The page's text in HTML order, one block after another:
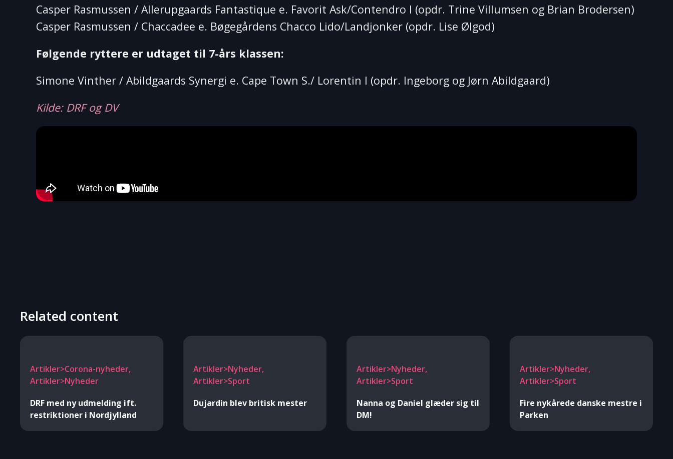
Casper Rasmussen / Allerupgaards Fantastique e. Favorit Ask/Contendro I (opdr. Trine Villumsen og Brian Brodersen)
Casper Rasmussen / Chaccadee e. Bøgegårdens Chacco Lido/Landjonker (opdr. Lise Ølgod)
Følgende ryttere er udtaget til 7-års klassen:
Simone Vinther / Abildgaards Synergi e. Cape Town S./ Lorentin I (opdr. Ingeborg og Jørn Abildgaard)
Kilde: DRF og DV
Related content
Artikler>Corona-nyheder,
Artikler>Nyheder
DRF med ny udmelding ift.
restriktioner i Nordjylland
Artikler>Nyheder,
Artikler>Sport
Dujardin blev britisk mester
Artikler>Nyheder,
Artikler>Sport
Nanna og Daniel glæder sig til
DM!
Artikler>Nyheder,
Artikler>Sport
Fire nykårede danske mestre i
Parken